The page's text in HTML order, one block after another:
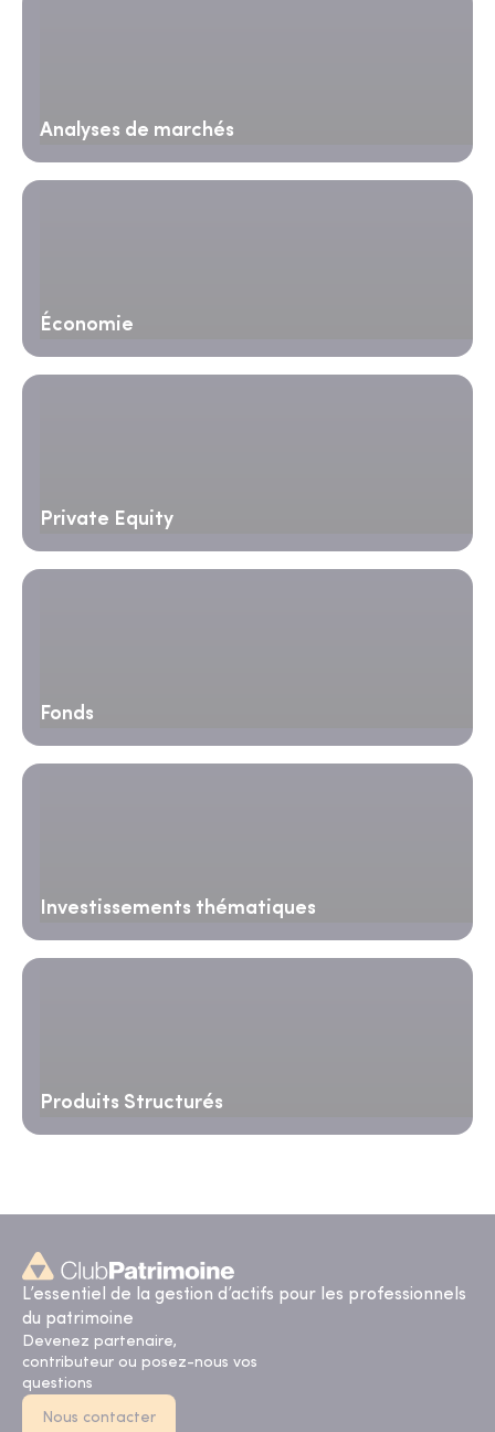
Analyses de marchés
Économie
Private Equity
Fonds
Investissements thématiques
Produits Structurés
L’essentiel de la gestion d’actifs pour les professionnels
du patrimoine
Devenez partenaire,
contributeur ou posez-nous vos
questions
Nous contacter